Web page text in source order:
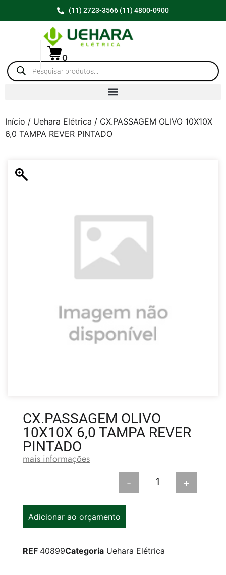
(11) 2723-3566 (11) 4800-0900
0
Início / Uehara Elétrica / CX.PASSAGEM OLIVO 10X10X
6,0 TAMPA REVER PINTADO
CX.PASSAGEM OLIVO
10X10X 6,0 TAMPA REVER
PINTADO
mais informações
- +
Adicionar ao orçamento
REF 40899Categoria Uehara Elétrica